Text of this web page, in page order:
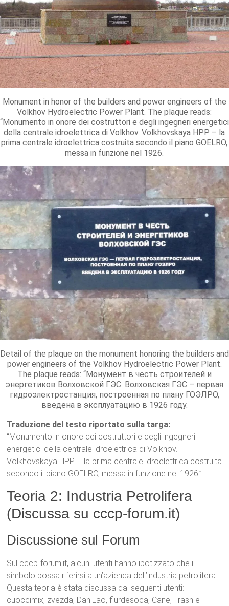
Monument in honor of the builders and power engineers of the
Volkhov Hydroelectric Power Plant. The plaque reads:
“Monumento in onore dei costruttori e degli ingegneri energetici
della centrale idroelettrica di Volkhov. Volkhovskaya HPP – la
prima centrale idroelettrica costruita secondo il piano GOELRO,
messa in funzione nel 1926.
Detail of the plaque on the monument honoring the builders and
power engineers of the Volkhov Hydroelectric Power Plant.
The plaque reads: “Монумент в честь строителей и
энергетиков Волховской ГЭС. Волховская ГЭС – первая
гидроэлектростанция, построенная по плану ГОЭЛРО,
введена в эксплуатацию в 1926 году.
Traduzione del testo riportato sulla targa:
“Monumento in onore dei costruttori e degli ingegneri
energetici della centrale idroelettrica di Volkhov.
Volkhovskaya HPP – la prima centrale idroelettrica costruita
secondo il piano GOELRO, messa in funzione nel 1926.”
Teoria 2: Industria Petrolifera
(Discussa su cccp-forum.it)
Discussione sul Forum
Sul cccp-forum.it, alcuni utenti hanno ipotizzato che il
simbolo possa riferirsi a un’azienda dell’industria petrolifera.
Questa teoria è stata discussa dai seguenti utenti:
cuoccimix, zvezda, DaniLao, fiurdesoca, Cane, Trash e